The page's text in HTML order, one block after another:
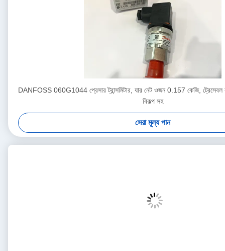
DANFOSS 060G1044 প্রেসার ট্রান্সমিটার, যার নেট ওজন 0.157 কেজি, ট্রেসেবল
বিকল্প সহ
সেরা মূল্য পান